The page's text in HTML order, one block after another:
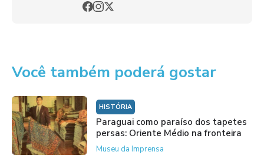
Você também poderá gostar
HISTÓRIA
Paraguai como paraíso dos tapetes
persas: Oriente Médio na fronteira
Museu da Imprensa